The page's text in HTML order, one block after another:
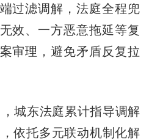
过滤调解，法庭全程兜
效、一方恶意拖延等复
审理，避免矛盾反复拉
东法庭累计指导调解
依托多元联动机制化解